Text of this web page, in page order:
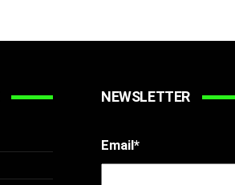
NEWSLETTER
Email*